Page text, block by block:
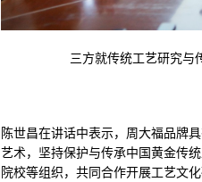
三方就传统工艺研究与
陈世昌在讲话中表示，周大福品牌
艺术，坚持保护与传承中国黄金传
院校等组织，共同合作开展工艺文